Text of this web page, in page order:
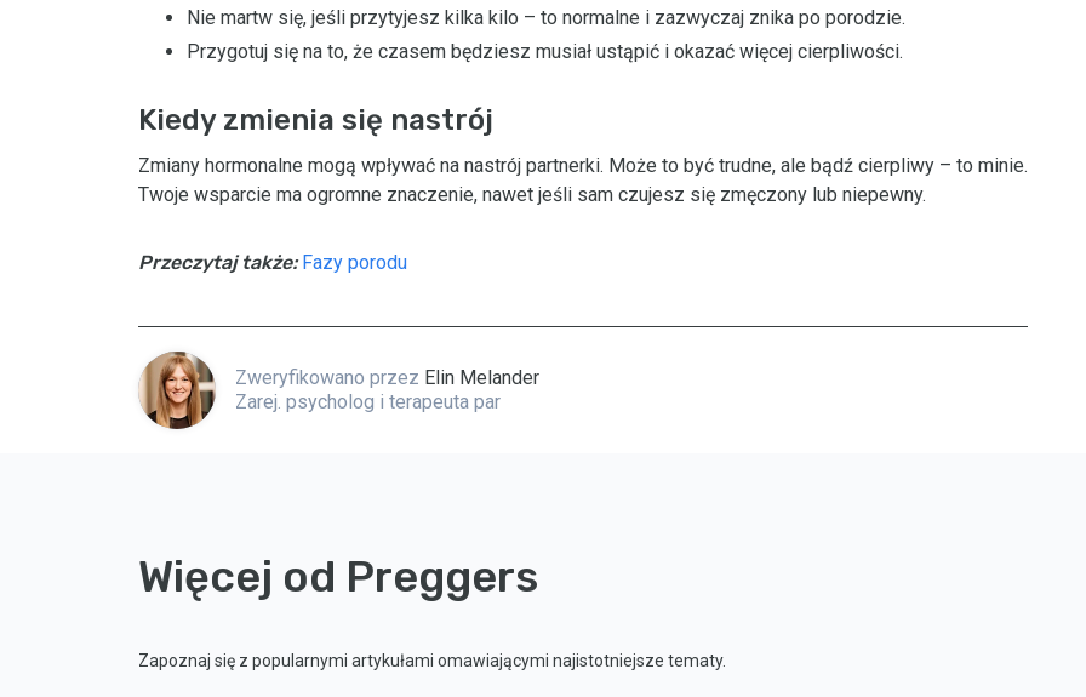
Nie martw się, jeśli przytyjesz kilka kilo – to normalne i zazwyczaj znika po porodzie.
Przygotuj się na to, że czasem będziesz musiał ustąpić i okazać więcej cierpliwości.
Kiedy zmienia się nastrój
Zmiany hormonalne mogą wpływać na nastrój partnerki. Może to być trudne, ale bądź cierpliwy – to minie.
Twoje wsparcie ma ogromne znaczenie, nawet jeśli sam czujesz się zmęczony lub niepewny.
Przeczytaj także: Fazy porodu
Zweryfikowano przez Elin Melander
Zarej. psycholog i terapeuta par
Więcej od Preggers
Zapoznaj się z popularnymi artykułami omawiającymi najistotniejsze tematy.